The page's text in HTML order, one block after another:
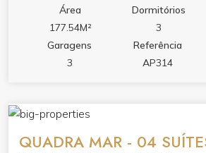
layout valoriza o conforto com
hidromassagem e acabamento
dia. Espaço ideal para quem busca
tranquilidade em um dos bairros que
hidromassagem na piscina, sauna,
jogos, salão de festas, bar e espaço
Área
177.54M²
Dormitórios
3
Garagens
3
Referência
AP314
QUADRA MAR - 04